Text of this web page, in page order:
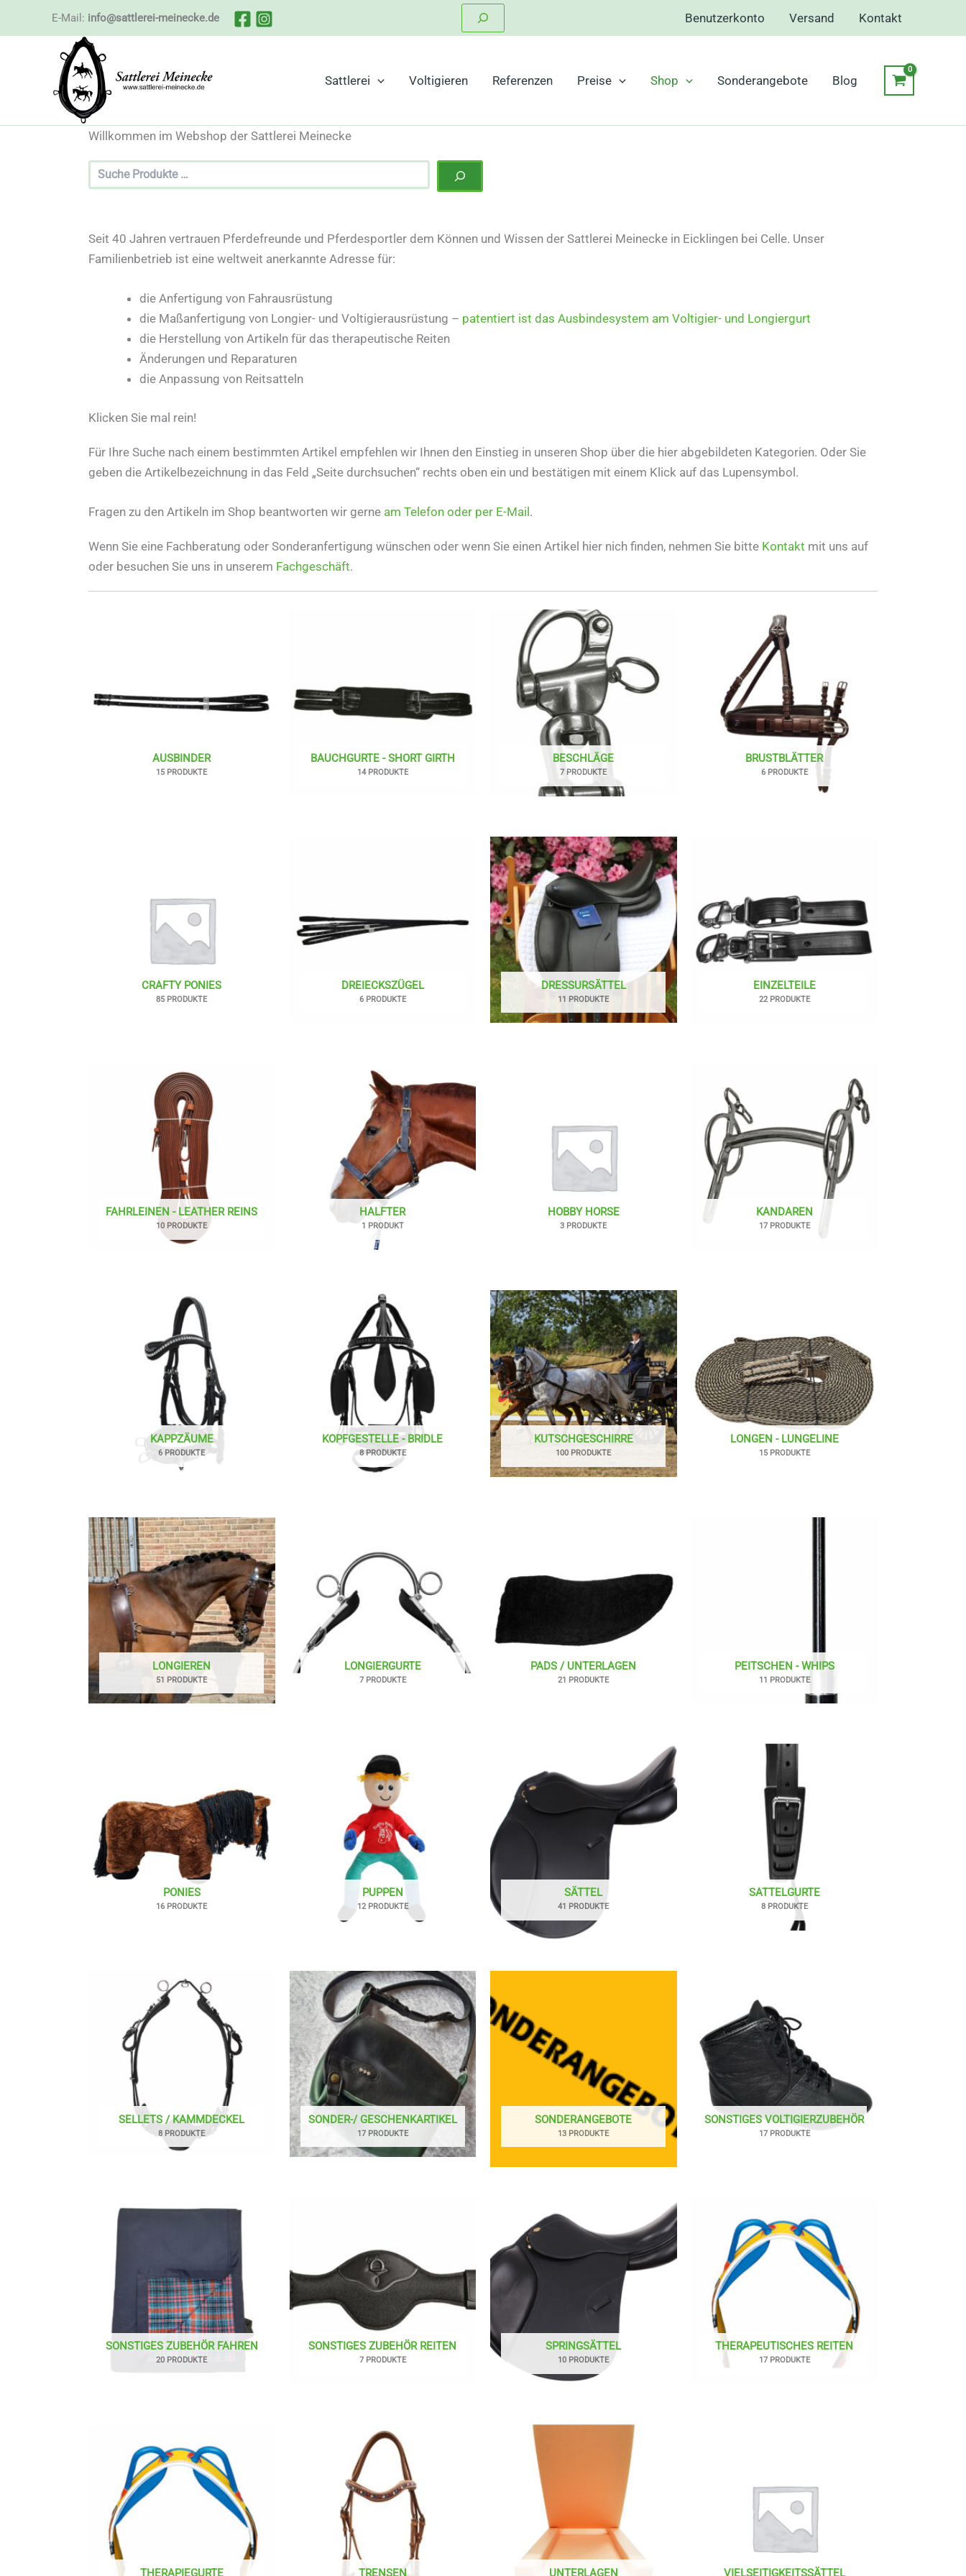
E-Mail: info@sattlerei-meinecke.de Benutzerkonto Versand Kontakt
Sattlerei Voltigieren Referenzen Preise Shop Sonderangebote Blog
Willkommen im Webshop der Sattlerei Meinecke
n
Seit 40 Jahren vertrauen Pferdefreunde und Pferdesportler dem Können und Wissen der Sattlerei Meinecke in Eicklingen bei Celle. Unser
Familienbetrieb ist eine weltweit anerkannte Adresse für:
die Anfertigung von Fahrausrüstung
die Maßanfertigung von Longier- und Voltigierausrüstung – patentiert ist das Ausbindesystem am Voltigier- und Longiergurt
die Herstellung von Artikeln für das therapeutische Reiten
Änderungen und Reparaturen
die Anpassung von Reitsatteln
Klicken Sie mal rein!
Für Ihre Suche nach einem bestimmten Artikel empfehlen wir Ihnen den Einstieg in unseren Shop über die hier abgebildeten Kategorien. Oder Sie
geben die Artikelbezeichnung in das Feld „Seite durchsuchen“ rechts oben ein und bestätigen mit einem Klick auf das Lupensymbol.
Fragen zu den Artikeln im Shop beantworten wir gerne am Telefon oder per E-Mail.
Wenn Sie eine Fachberatung oder Sonderanfertigung wünschen oder wenn Sie einen Artikel hier nich finden, nehmen Sie bitte Kontakt mit uns auf
oder besuchen Sie uns in unserem Fachgeschäft.
AUSBINDER
15 PRODUKTE
BAUCHGURTE - SHORT GIRTH
14 PRODUKTE
BESCHLÄGE
7 PRODUKTE
BRUSTBLÄTTER
6 PRODUKTE
CRAFTY PONIES
85 PRODUKTE
DREIECKSZÜGEL
6 PRODUKTE
DRESSURSÄTTEL
11 PRODUKTE
EINZELTEILE
22 PRODUKTE
FAHRLEINEN - LEATHER REINS
10 PRODUKTE
HALFTER
1 PRODUKT
HOBBY HORSE
3 PRODUKTE
KANDAREN
17 PRODUKTE
KAPPZÄUME
6 PRODUKTE
KOPFGESTELLE - BRIDLE
8 PRODUKTE
KUTSCHGESCHIRRE
100 PRODUKTE
LONGEN - LUNGELINE
15 PRODUKTE
LONGIEREN
51 PRODUKTE
LONGIERGURTE
7 PRODUKTE
PADS / UNTERLAGEN
21 PRODUKTE
PEITSCHEN - WHIPS
11 PRODUKTE
PONIES
16 PRODUKTE
PUPPEN
12 PRODUKTE
SÄTTEL
41 PRODUKTE
SATTELGURTE
8 PRODUKTE
SELLETS / KAMMDECKEL
8 PRODUKTE
SONDER-/ GESCHENKARTIKEL
17 PRODUKTE
SONDERANGEBOTE
13 PRODUKTE
SONSTIGES VOLTIGIERZUBEHÖR
17 PRODUKTE
SONSTIGES ZUBEHÖR FAHREN
20 PRODUKTE
SONSTIGES ZUBEHÖR REITEN
7 PRODUKTE
SPRINGSÄTTEL
10 PRODUKTE
THERAPEUTISCHES REITEN
17 PRODUKTE
THERAPIEGURTE TRENSEN UNTERLAGEN VIELSEITIGKEITSSÄTTEL